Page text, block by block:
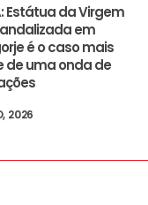
Estátua da Virgem
em
é o caso mais
de uma onda de
2026